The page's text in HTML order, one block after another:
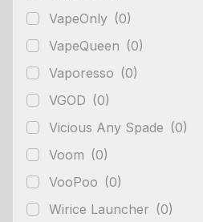
VapeOnly (0)
VapeQueen (0)
Vaporesso (0)
VGOD (0)
Vicious Any Spade (0)
Voom (0)
VooPoo (0)
Wirice Launcher (0)